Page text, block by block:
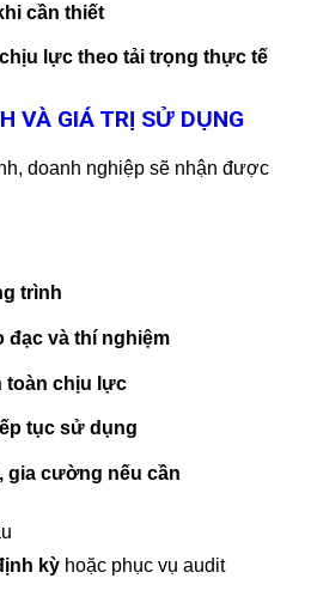
cần thiết
lực theo tải trọng thực tế
VÀ GIÁ TRỊ SỬ DỤNG
doanh nghiệp sẽ nhận được
trình
đạc và thí nghiệm
toàn chịu lực
tục sử dụng
gia cường nếu cần
kỳ hoặc phục vụ audit